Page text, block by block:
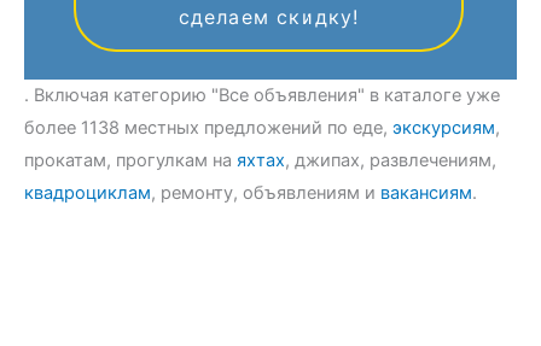
сделаем скидку!
. Включая категорию "Все объявления" в каталоге уже
более 1138 местных предложений по еде, экскурсиям,
прокатам, прогулкам на яхтах, джипах, развлечениям,
квадроциклам, ремонту, объявлениям и вакансиям.